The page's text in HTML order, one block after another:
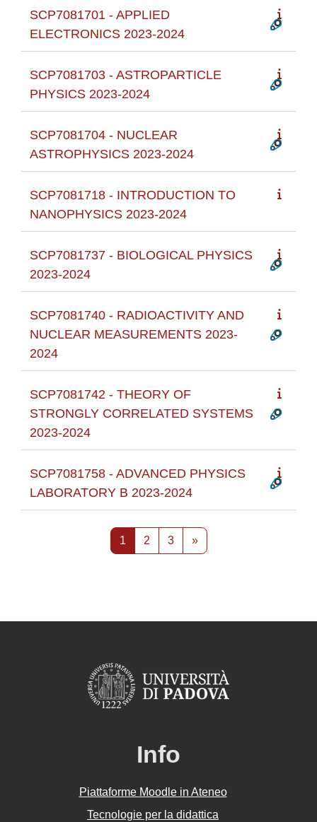
SCP7081701 - APPLIED
ELECTRONICS 2023-2024
SCP7081703 - ASTROPARTICLE
PHYSICS 2023-2024
SCP7081704 - NUCLEAR
ASTROPHYSICS 2023-2024
SCP7081718 - INTRODUCTION TO
NANOPHYSICS 2023-2024
SCP7081737 - BIOLOGICAL PHYSICS
2023-2024
SCP7081740 - RADIOACTIVITY AND
NUCLEAR MEASUREMENTS 2023-
2024
SCP7081742 - THEORY OF
STRONGLY CORRELATED SYSTEMS
2023-2024
SCP7081758 - ADVANCED PHYSICS
LABORATORY B 2023-2024
1 Pagina 1
2Pagina 2
3Pagina 3
»Pagina successiva
Info
Piattaforme Moodle in Ateneo
Tecnologie per la didattica